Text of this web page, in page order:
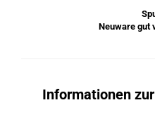
Neuware gut
Informationen